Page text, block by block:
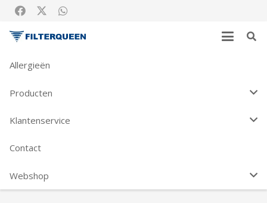
Allergieën
Producten
Klantenservice
Contact
Webshop
+31(0)186 – 612 216
Motorborstel Types 48 en 52
(oude modellen) per 2 stuks
(oude modellen) per 2 stuks